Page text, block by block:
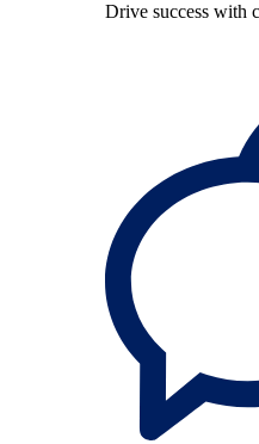
Drive success with